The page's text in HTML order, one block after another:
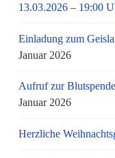
13.03.2026 – 19:00
Einladung zum
Januar 2026
Aufruf zur
Januar 2026
Herzliche